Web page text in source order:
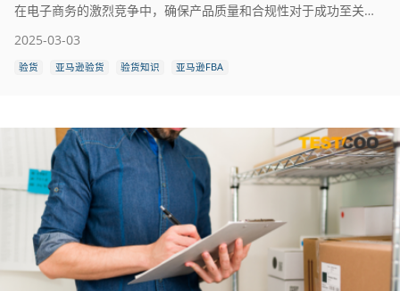
在电子商务的激烈竞争中，确保产品质量和合规性对于成功至关重要，尤其是对于使用亚马逊物流（Fulfillment by Amazon, FBA）的卖家而言。专业检验服务可帮助您维持高标准、避免代价高昂的错误并最大化您的亚马逊FBA业务。本全面指南将探讨亚马逊FBA检验服务的重要性、其优势以及如何有效实施这些服务。
2025-03-03
验货 亚马逊验货 验货知识 亚马逊FBA